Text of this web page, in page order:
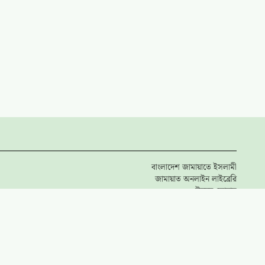
বাংলাদেশ জামায়াতে ইসলামী
জামায়াত অনলাইন লাইব্রেরি
উন্নয়ন ফোরাম